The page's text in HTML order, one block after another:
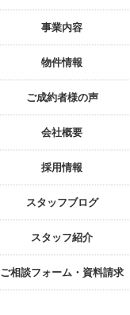
事業内容
物件情報
ご成約者様の声
会社概要
採⽤情報
スタッフブログ
スタッフ紹介
ご相談フォーム・資料請求